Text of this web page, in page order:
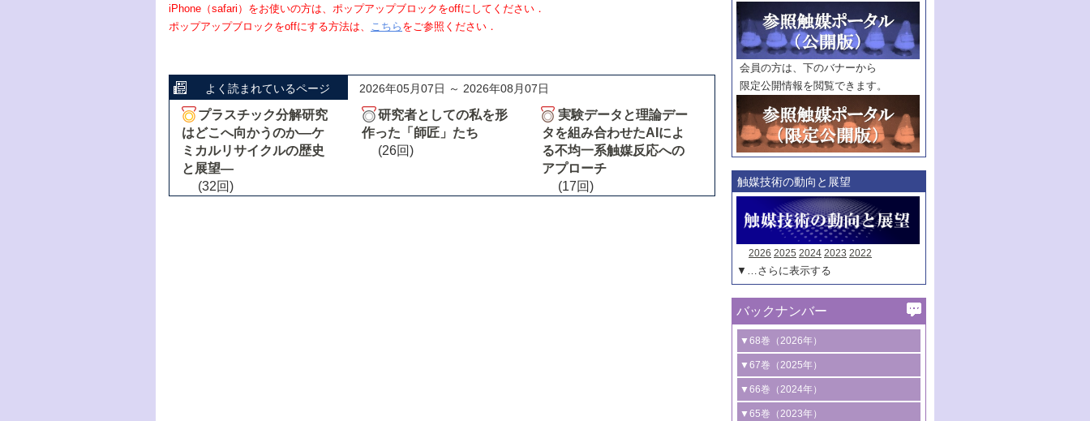
iPhone（safari）をお使いの方は、ポップアップブロックをoffにしてください．
ポップアップブロックをoffにする方法は、 こちら をご参照ください．
よく読まれているページ 2026年05月07日 ～ 2026年08月07日
プラスチック分解研究
はどこへ向かうのか―ケ
ミカルリサイクルの歴史
と展望―
(32回)
研究者としての私を形
作った「師匠」たち
(26回)
実験データと理論デー
タを組み合わせたAIによ
る不均一系触媒反応への
アプローチ
(17回)
巻
号
範囲指定
巻
号～
巻
号
触媒年鑑
年度
記事種別
マーク：
マークあり
会員の方は、下のバナーから
限定公開情報を閲覧できます。
触媒技術の動向と展望
2026 2025 2024 2023 2022
▼…さらに表示する
バックナンバー
▼68巻（2026年）
1号 過酸化水素合成に関する研究動向
2号 コンピューター技術により加速する
触媒開発
▼67巻（2025年）
1号 CO
水素化によるグリーン燃料/グリ
ーンケミカル製造
▼66巻（2024年）
1号 低次元ナノ構造を有する触媒材料
▼65巻（2023年）